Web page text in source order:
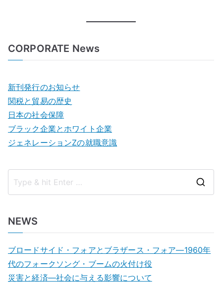
の
CORPORATE News
新刊発行のお知らせ
関税と貿易の歴史
日本の社会保障
ブラック企業とホワイト企業
ジェネレーションZの就職意識
NEWS
ブロードサイド・フォアとブラザース・フォア―1960年
代のフォークソング・ブームの火付け役
災害と経済―社会に与える影響について